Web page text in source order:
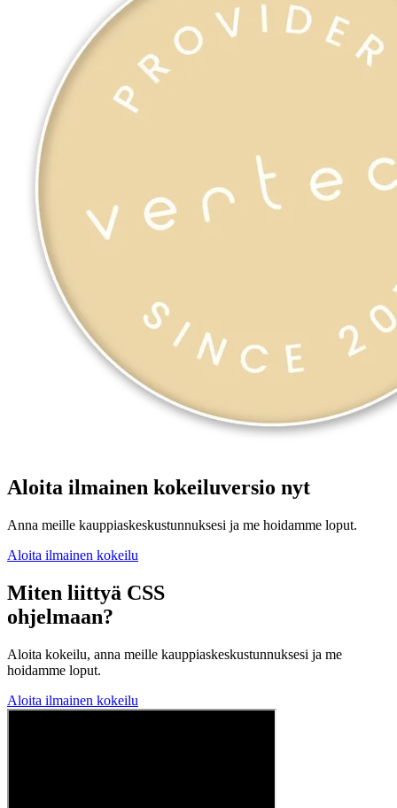
Aloita ilmainen kokeiluversio nyt
Anna meille kauppiaskeskustunnuksesi ja me hoidamme loput.
Aloita ilmainen kokeilu
Miten liittyä CSS
ohjelmaan?
Aloita kokeilu, anna meille kauppiaskeskustunnuksesi ja me
hoidamme loput.
Aloita ilmainen kokeilu